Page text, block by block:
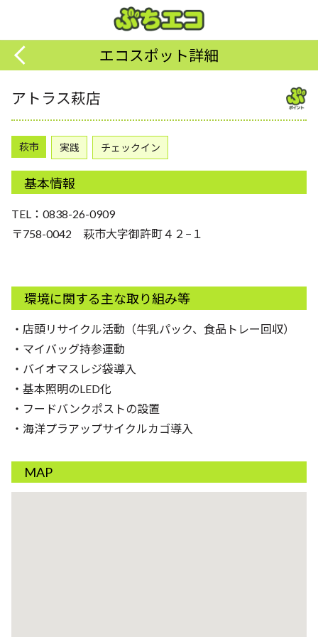
エコスポット詳細
アトラス萩店
萩市 実践 チェックイン
基本情報
TEL：0838-26-0909
〒758-0042 萩市大字御許町４２−１
環境に関する主な取り組み等
・店頭リサイクル活動（牛乳パック、食品トレー回収）
・マイバッグ持参運動
・バイオマスレジ袋導入
・基本照明のLED化
・フードバンクポストの設置
・海洋プラアップサイクルカゴ導入
MAP